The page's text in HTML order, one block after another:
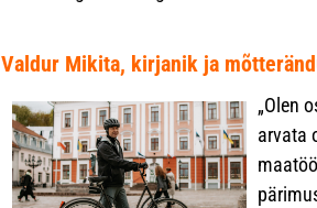
Valdur Mikita, kirjanik ja
„Olen
arvata